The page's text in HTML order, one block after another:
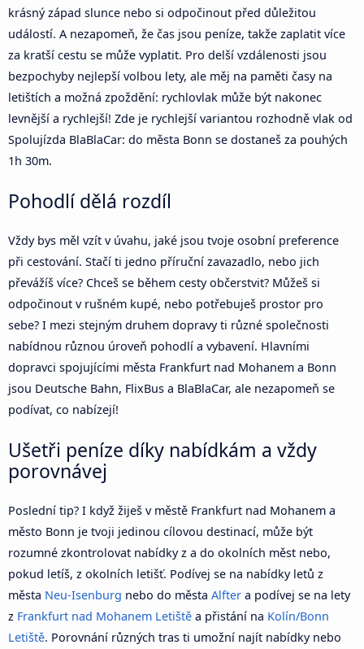
krásný západ slunce nebo si odpočinout před důležitou
událostí. A nezapomeň, že čas jsou peníze, takže zaplatit více
za kratší cestu se může vyplatit. Pro delší vzdálenosti jsou
bezpochyby nejlepší volbou lety, ale měj na paměti časy na
letištích a možná zpoždění: rychlovlak může být nakonec
levnější a rychlejší! Zde je rychlejší variantou rozhodně vlak od
Spolujízda BlaBlaCar: do města Bonn se dostaneš za pouhých
1h 30m.
Pohodlí dělá rozdíl
Vždy bys měl vzít v úvahu, jaké jsou tvoje osobní preference
při cestování. Stačí ti jedno příruční zavazadlo, nebo jich
převážíš více? Chceš se během cesty občerstvit? Můžeš si
odpočinout v rušném kupé, nebo potřebuješ prostor pro
sebe? I mezi stejným druhem dopravy ti různé společnosti
nabídnou různou úroveň pohodlí a vybavení. Hlavními
dopravci spojujícími města Frankfurt nad Mohanem a Bonn
jsou Deutsche Bahn, FlixBus a BlaBlaCar, ale nezapomeň se
podívat, co nabízejí!
Ušetři peníze díky nabídkám a vždy
porovnávej
Poslední tip? I když žiješ v městě Frankfurt nad Mohanem a
město Bonn je tvoji jedinou cílovou destinací, může být
rozumné zkontrolovat nabídky z a do okolních měst nebo,
pokud letíš, z okolních letišť. Podívej se na nabídky letů z
města Neu-Isenburg nebo do města Alfter a podívej se na lety
z Frankfurt nad Mohanem Letiště a přistání na Kolín/Bonn
Letiště. Porovnání různých tras ti umožní najít nabídky nebo